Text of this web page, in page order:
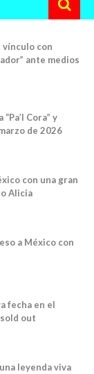
vínculo con
ante medios
Cora” y
de 2026
con una gran
Alicia
a México con
fecha en el
out
leyenda viva